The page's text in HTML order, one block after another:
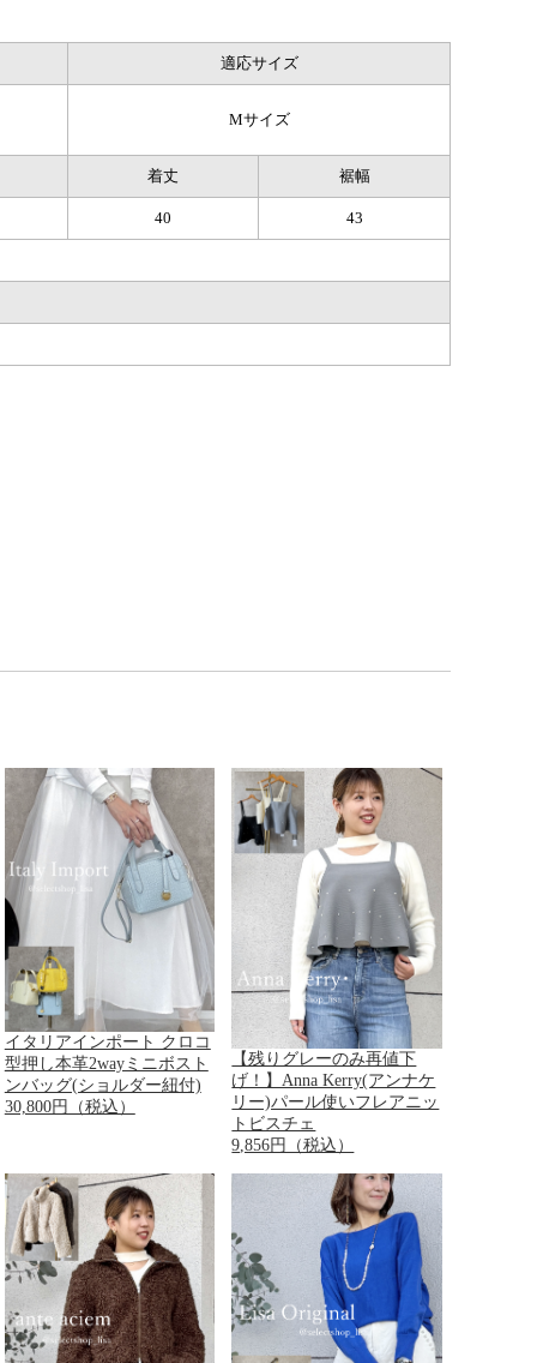
適応サイズ
Mサイズ
着丈 裾幅
40 43
イタリアインポート クロコ
型押し本革2wayミニボスト
ンバッグ(ショルダー紐付)
30,800円（税込）
【残りグレーのみ再値下
げ！】Anna Kerry(アンナケ
リー)パール使いフレアニッ
トビスチェ
9,856円（税込）